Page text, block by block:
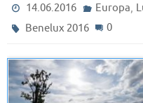
14.06.2016 Europa,
Benelux 2016
0